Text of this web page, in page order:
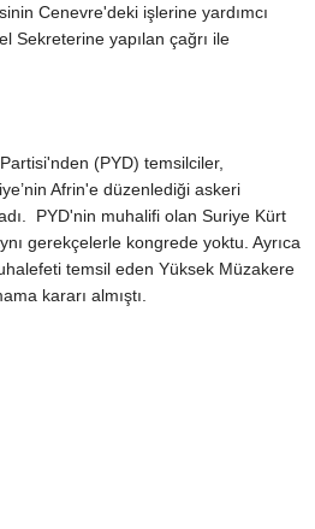
Cenevre'deki işlerine yardımcı
Sekreterine yapılan çağrı ile
(PYD) temsilciler,
Afrin'e düzenlediği askeri
PYD'nin muhalifi olan Suriye Kürt
gerekçelerle kongrede yoktu. Ayrıca
temsil eden Yüksek Müzakere
kararı almıştı.